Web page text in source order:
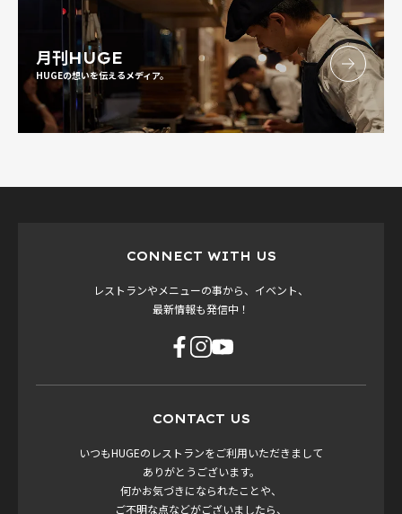
月刊HUGE
HUGEの想いを伝えるメディア。
CONNECT WITH US
レストランやメニューの事から、イベント、
最新情報も発信中！
CONTACT US
いつもHUGEのレストランをご利用いただきまして
ありがとうございます。
何かお気づきになられたことや、
ご不明な点などがございましたら、